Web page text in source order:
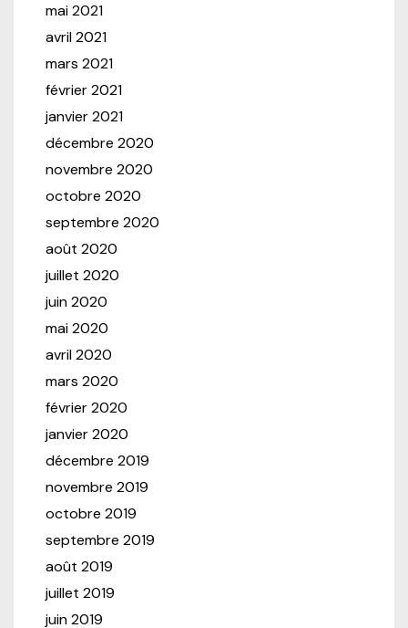
mai 2021
avril 2021
mars 2021
février 2021
janvier 2021
décembre 2020
novembre 2020
octobre 2020
septembre 2020
août 2020
juillet 2020
juin 2020
mai 2020
avril 2020
mars 2020
février 2020
janvier 2020
décembre 2019
novembre 2019
octobre 2019
septembre 2019
août 2019
juillet 2019
juin 2019